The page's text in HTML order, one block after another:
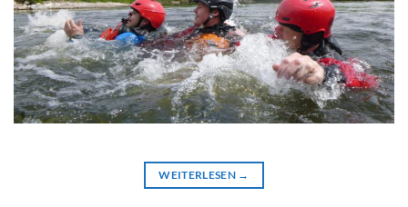
WEITERLESEN →